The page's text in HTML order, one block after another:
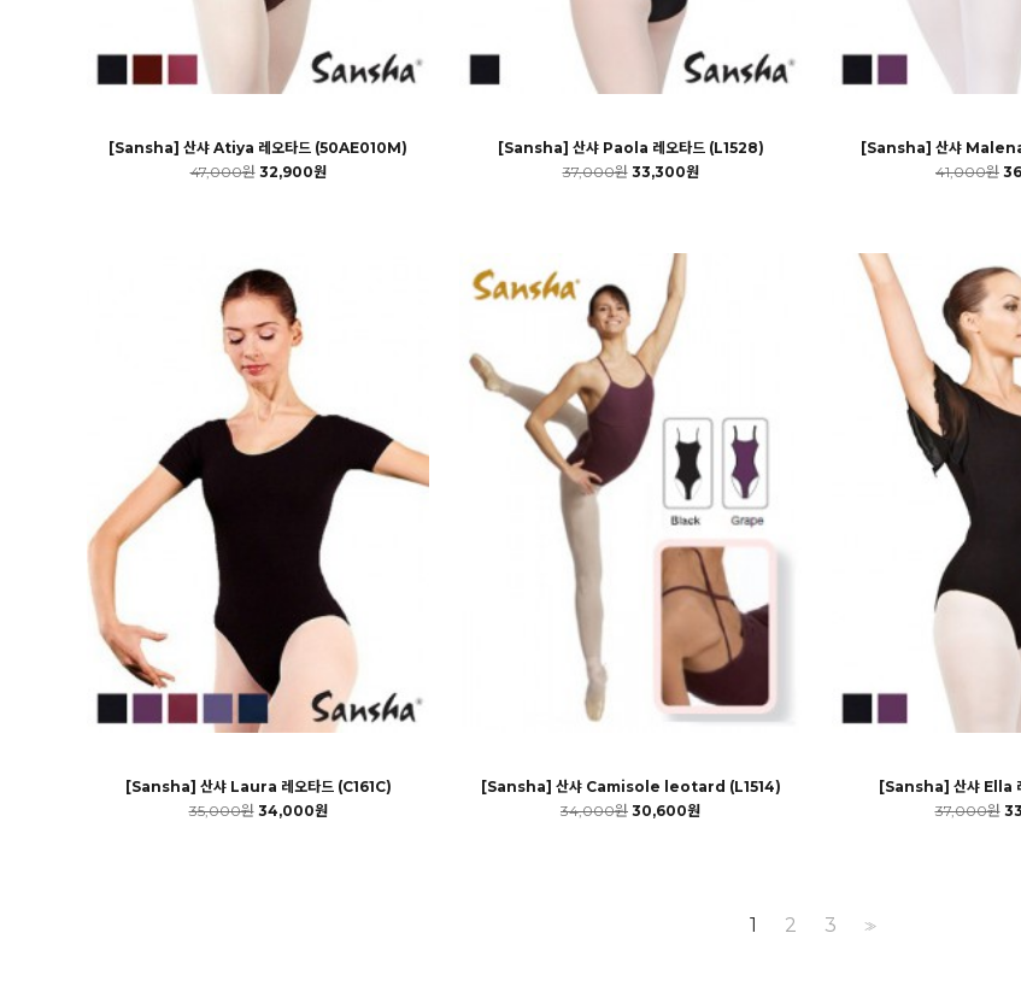
[Sansha] 산샤 Atiya 레오타드 (50AE010M)
47,000원 32,900원
[Sansha] 산샤 Paola 레오타드 (L1528)
37,000원 33,300원
[Sansha] 산샤
41,000원
[Sansha] 산샤 Laura 레오타드 (C161C)
35,000원 34,000원
[Sansha] 산샤 Camisole leotard (L1514)
34,000원 30,600원
[Sansha] 산샤 Ella
37,000원
1 2 3 >>